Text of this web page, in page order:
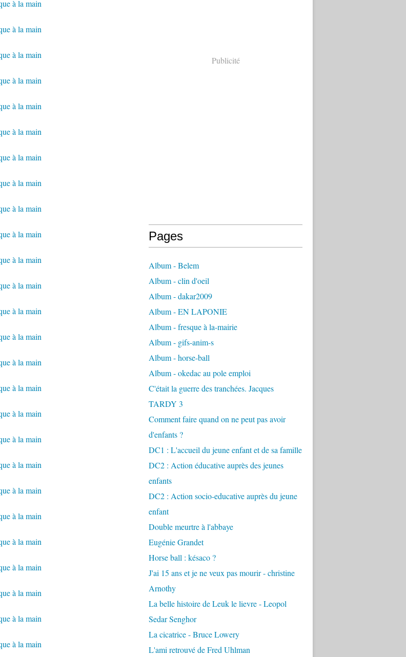
Publicité
Pages
Album - Belem
Album - clin d'oeil
Album - dakar2009
Album - EN LAPONIE
Album - fresque à la-mairie
Album - gifs-anim-s
Album - horse-ball
Album - okedac au pole emploi
C'était la guerre des tranchées. Jacques
TARDY 3
Comment faire quand on ne peut pas avoir
d'enfants ?
DC1 : L'accueil du jeune enfant et de sa famille
DC2 : Action éducative auprès des jeunes
enfants
DC2 : Action socio-educative auprès du jeune
enfant
Double meurtre à l'abbaye
Eugénie Grandet
Horse ball : késaco ?
J'ai 15 ans et je ne veux pas mourir - christine
Arnothy
La belle histoire de Leuk le lievre - Leopol
Sedar Senghor
La cicatrice - Bruce Lowery
L'ami retrouvé de Fred Uhlman